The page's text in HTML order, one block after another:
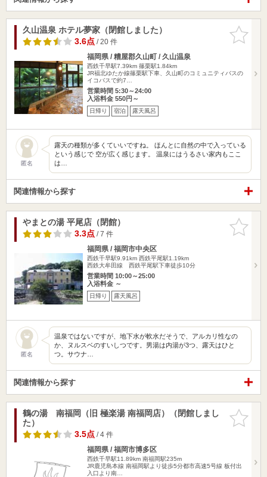
お気に入
りに追加
久山温泉 ホテル夢家（閉館しました）
3.6点/ 20 件
福岡県 / 糟屋郡久山町 / 久山温泉
西鉄千早駅7.39km 篠栗駅1.84km
JR福北ゆたか線篠栗駅下車、久山町のコミュニティバスの
イコバスで約7…
営業時間 5:30～24:00
入浴料金 550円～
日帰り 宿泊 露天風呂
匿名
露天の種類が多くていいですね。 ほんとに自然の中で入っている
という感じで 空が広く感じます。 温泉にはうるさい家内もここ
は…
関連情報から探す
お気に入
りに追加
やまとの湯 平尾店（閉館）
3.3点/ 7 件
福岡県 / 福岡市中央区
西鉄千早駅9.91km 西鉄平尾駅1.19km
西鉄大牟田線 西鉄平尾駅下車徒歩10分
営業時間 10:00～25:00
入浴料金 ～
日帰り 露天風呂
匿名
温泉ではないですが、地下水が軟水だそうで、アルカリ性なの
か、ヌルスベのすいしつです。男湯は内湯が3つ、露天はひと
つ。サウナ…
関連情報から探す
お気に入
りに追加
鶴の湯 南福岡（旧 極楽湯 南福岡店）（閉館しまし
た）
3.5点/ 4 件
福岡県 / 福岡市博多区
西鉄千早駅11.89km 南福岡駅235m
JR鹿児島本線 南福岡駅より徒歩5分都市高速5号線 板付出
入口より南…